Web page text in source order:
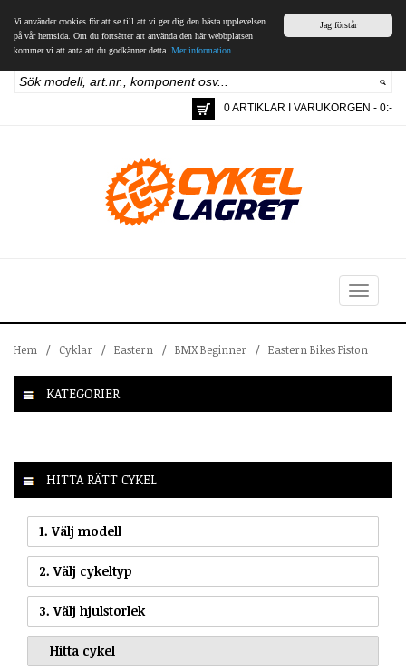
Jag förstår
Vi använder cookies för att se till att vi ger dig den bästa upplevelsen
på vår hemsida. Om du fortsätter att använda den här webbplatsen
kommer vi att anta att du godkänner detta. Mer information
0 ARTIKLAR I VARUKORGEN - 0:-
Toggle
navigation
Hem / Cyklar / Eastern / BMX Beginner / Eastern Bikes Piston
KATEGORIER
HITTA RÄTT CYKEL
1. Välj modell
2. Välj cykeltyp
3. Välj hjulstorlek